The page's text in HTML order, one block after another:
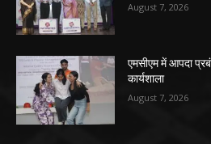
August 7, 2026
एमसीएम में आपदा
कार्यशाला
August 7, 2026